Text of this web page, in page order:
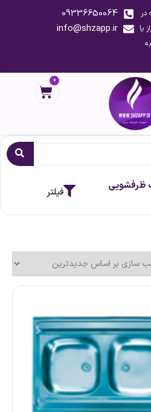
در
یا
به
09336650064
info@shzapp.ir
0
ظرفشویی